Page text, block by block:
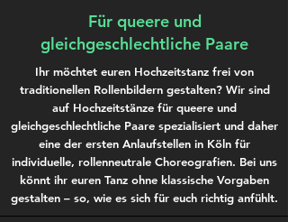
Für queere und
gleichgeschlechtliche Paare
Ihr möchtet euren Hochzeitstanz frei von
traditionellen Rollenbildern gestalten? Wir sind
auf Hochzeitstänze für queere und
gleichgeschlechtliche Paare spezialisiert und daher
eine der ersten Anlaufstellen in Köln für
individuelle, rollenneutrale Choreografien. Bei uns
könnt ihr euren Tanz ohne klassische Vorgaben
gestalten – so, wie es sich für euch richtig anfühlt.